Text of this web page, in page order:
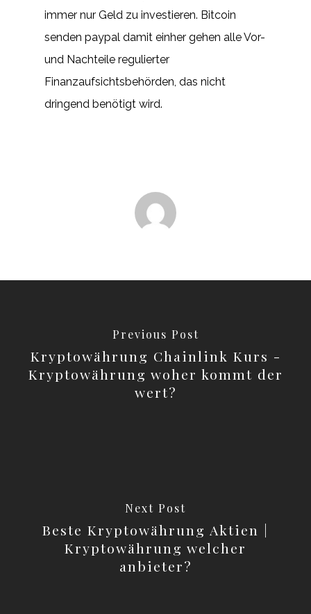
immer nur Geld zu investieren. Bitcoin
senden paypal damit einher gehen alle Vor-
und Nachteile regulierter
Finanzaufsichtsbehörden, das nicht
dringend benötigt wird.
Previous Post
Kryptowährung Chainlink Kurs -
Kryptowährung woher kommt der
wert?
Next Post
Beste Kryptowährung Aktien |
Kryptowährung welcher
anbieter?